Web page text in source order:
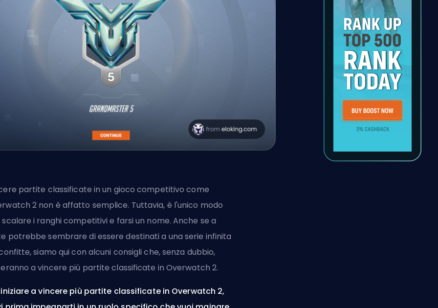
partite classificate in un gioco competitivo come
2 non è affatto semplice. Tuttavia, è l'unico modo
i ranghi competitivi e farsi un nome. Anche se a
potrebbe sembrare di essere destinati a una serie infinita
siamo qui con alcuni consigli che, senza dubbio,
a vincere più partite classificate in Overwatch 2.
iniziare a vincere più partite classificate in Overwatch 2,